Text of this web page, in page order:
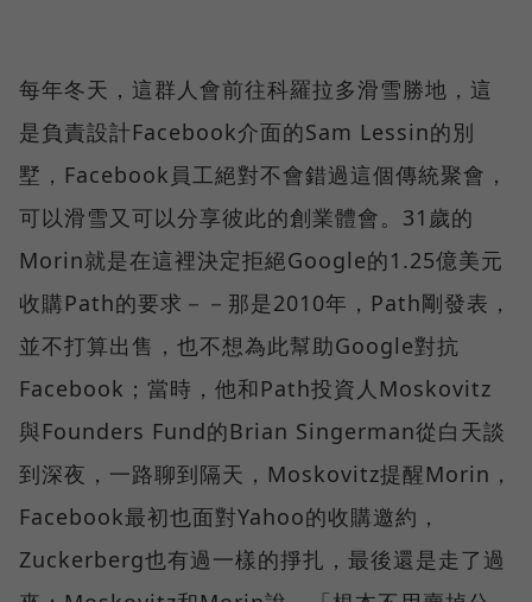
每年冬天，這群人會前往科羅拉多滑雪勝地，這
是負責設計Facebook介面的Sam Lessin的別
墅，Facebook員工絕對不會錯過這個傳統聚會，
可以滑雪又可以分享彼此的創業體會。31歲的
Morin就是在這裡決定拒絕Google的1.25億美元
收購Path的要求－－那是2010年，Path剛發表，
並不打算出售，也不想為此幫助Google對抗
Facebook；當時，他和Path投資人Moskovitz
與Founders Fund的Brian Singerman從白天談
到深夜，一路聊到隔天，Moskovitz提醒Morin，
Facebook最初也面對Yahoo的收購邀約，
Zuckerberg也有過一樣的掙扎，最後還是走了過